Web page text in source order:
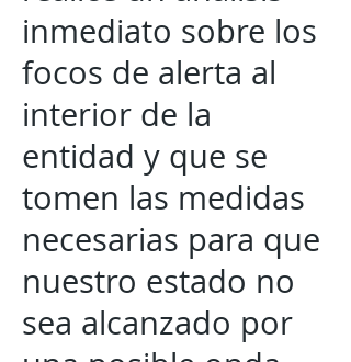
inmediato sobre los
focos de alerta al
interior de la
entidad y que se
tomen las medidas
necesarias para que
nuestro estado no
sea alcanzado por